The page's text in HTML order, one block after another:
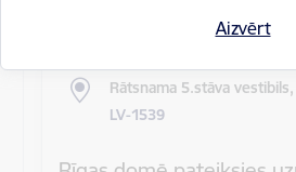
Aizvērt
Rātsnama 5.stāva vestibils,
LV-1539